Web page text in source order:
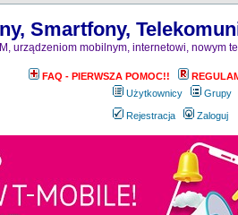
Smartfony,
urządzeniom mobilnym, internetowi, nowym
FAQ - PIERWSZA POMOC!!
Użytkownicy
Grupy
Rejestracja Zaloguj